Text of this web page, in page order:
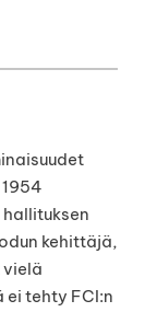
kehittäjä,
vielä
tehty FCI:n